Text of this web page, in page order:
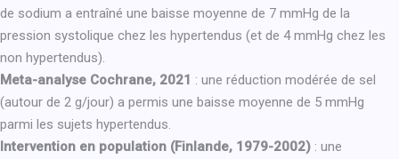
de sodium a entraîné une baisse moyenne de 7 mmHg de la
pression systolique chez les hypertendus (et de 4 mmHg chez les
non hypertendus).
Meta-analyse Cochrane, 2021 : une réduction modérée de sel
(autour de 2 g/jour) a permis une baisse moyenne de 5 mmHg
parmi les sujets hypertendus.
Intervention en population (Finlande, 1979-2002) : une